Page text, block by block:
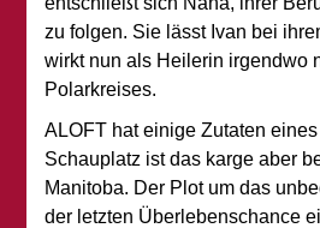
zu folgen. Sie lässt Ivan bei
wirkt nun als Heilerin irgendwo
Polarkreises.
ALOFT hat einige Zutaten
Schauplatz ist das karge aber
Manitoba. Der Plot um das
der letzten Überlebenschance